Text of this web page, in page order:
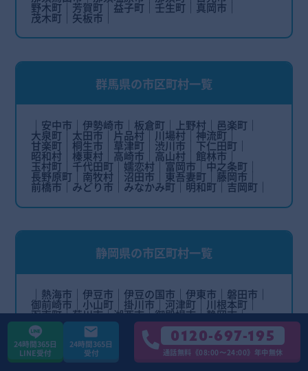
野木町 芳賀町 益子町 壬生町 真岡市
茂木町 矢板市
群馬県の市区町村一覧
安中市 伊勢崎市 板倉町 上野村 邑楽町
大泉町 太田市 片品村 川場村 神流町
甘楽町 桐生市 草津町 渋川市 下仁田町
昭和村 榛東村 高崎市 高山村 館林市
玉村町 千代田町 嬬恋村 富岡市 中之条町
長野原町 南牧村 沼田市 東吾妻町 藤岡市
前橋市 みどり市 みなかみ町 明和町 吉岡町
静岡県の市区町村一覧
熱海市 伊豆市 伊豆の国市 伊東市 磐田市
御前崎市 小山町 掛川市 河津町 川根本町
函南町 菊川市 湖西市 御殿場市 静岡市
島田市 清水町 下田市 裾野市 長泉町
西伊豆町 沼津市 浜松市 東伊豆町 袋井市
藤枝市 富士市 富士宮市 牧之原市 松崎町
三島市 南伊豆町 焼津市 吉田町
24時間365日
LINE受付
24時間365日
受付
0120-697-195
通話無料《08:00〜24:00》年中無休